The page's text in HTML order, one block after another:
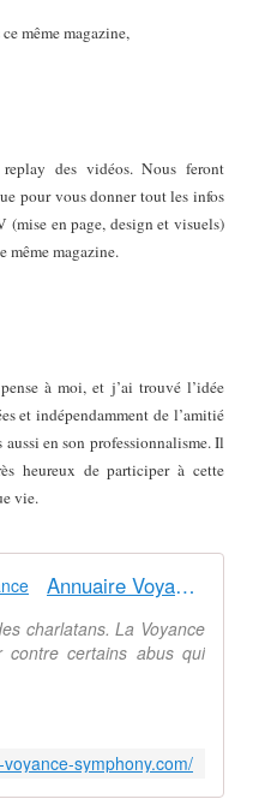
même magazine,
des vidéos. Nous feront
pour vous donner tout les infos
(mise en page, design et visuels)
même magazine.
à moi, et j’ai trouvé l’idée
et indépendamment de l’amitié
en son professionnalisme. Il
heureux de participer à cette
vie.
Annuaire Voyance Symphony, site d'informations sur la Voyance
charlatans. La Voyance
certains abus qui
symphony.com/